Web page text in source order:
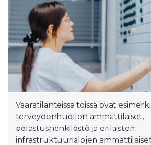
Vaaratilanteissa töissä ovat
terveydenhuollon ammattilaiset,
pelastushenkilöstö ja erilaisten
infrastruktuurialojen